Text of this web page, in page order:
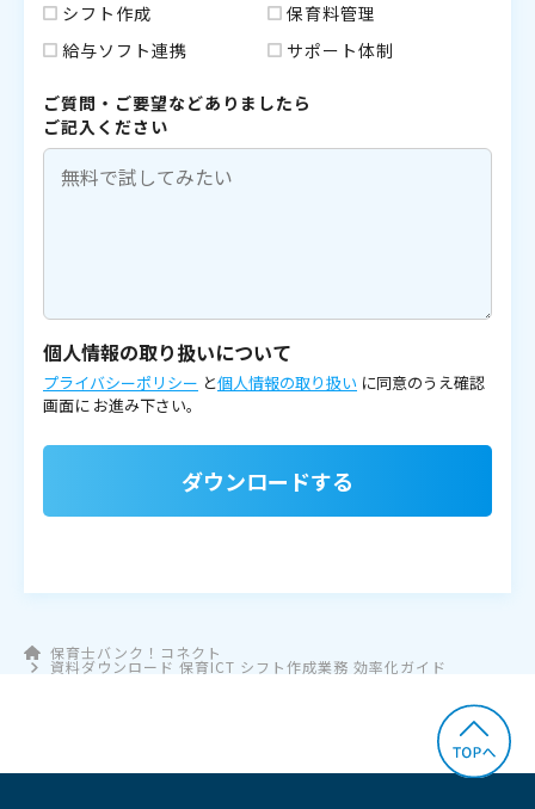
シフト作成
保育料管理
給与ソフト連携
サポート体制
ご質問・ご要望などありましたら
ご記入ください
個人情報の取り扱いについて
プライバシーポリシー と個人情報の取り扱い に同意のうえ確認
画面に お進み下さい。
ダウンロードする
保育士バンク！コネクト
資料ダウンロード 保育ICT シフト作成業務 効率化ガイド